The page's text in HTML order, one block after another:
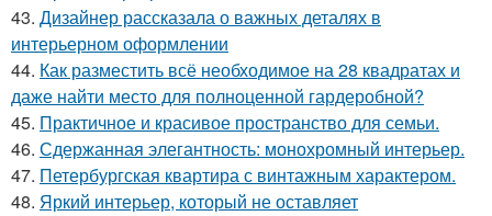
43. Дизайнер рассказала о важных деталях в
интерьерном оформлении
44. Как разместить всё необходимое на 28 квадратах и
даже найти место для полноценной гардеробной?
45. Практичное и красивое пространство для семьи.
46. Сдержанная элегантность: монохромный интерьер.
47. Петербургская квартира с винтажным характером.
48. Яркий интерьер, который не оставляет